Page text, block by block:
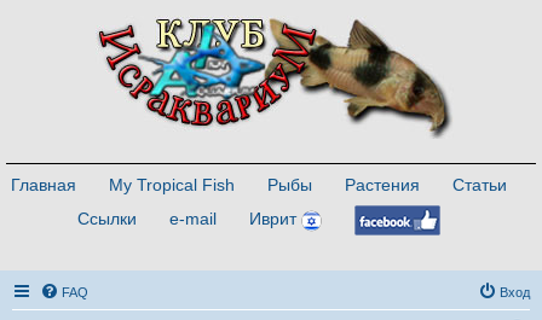
Главная My Tropical Fish Рыбы Растения
Статьи
Ссылки
e-mail Иврит
FAQ Вход